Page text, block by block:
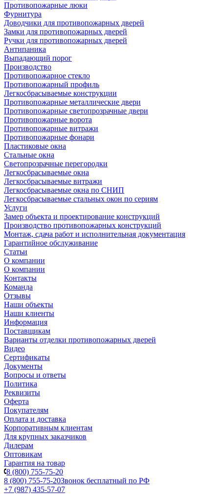
Противопожарные люки
Фурнитура
Доводчики для противопожарных дверей
Замки для противопожарных дверей
Ручки для противопожарных дверей
Антипаника
Выпадающий порог
Производство
Противопожарное стекло
Противопожарный профиль
Легкосбрасываемые конструкции
Противопожарные металлические двери
Противопожарные светопрозрачные двери
Противопожарные ворота
Противопожарные витражи
Противопожарные фонари
Пластиковые окна
Стальные окна
Светопрозрачные перегородки
Легкосбрасываемые окна
Легкосбрасываемые витражи
Легкосбрасываемые окна по СНИП
Легкосбрасываемые стальных окон по сериям
Услуги
Замер объекта и проектирование конструкций
Производство противопожарных конструкций
Монтаж, сдача работ и исполнительная документация
Гарантийное обслуживание
Статьи
О компании
О компании
Контакты
Команда
Отзывы
Наши объекты
Наши клиенты
Информация
Поставщикам
Варианты отделки противопожарных дверей
Видео
Сертификаты
Документы
Вопросы и ответы
Политика
Реквизиты
Оферта
Покупателям
Оплата и доставка
Корпоративным клиентам
Для крупных заказчиков
Дилерам
Оптовикам
Гарантия на товар
8 (800) 755-75-20
8 (800) 755-75-20Звонок бесплатный по РФ
+7 (987) 435-57-07